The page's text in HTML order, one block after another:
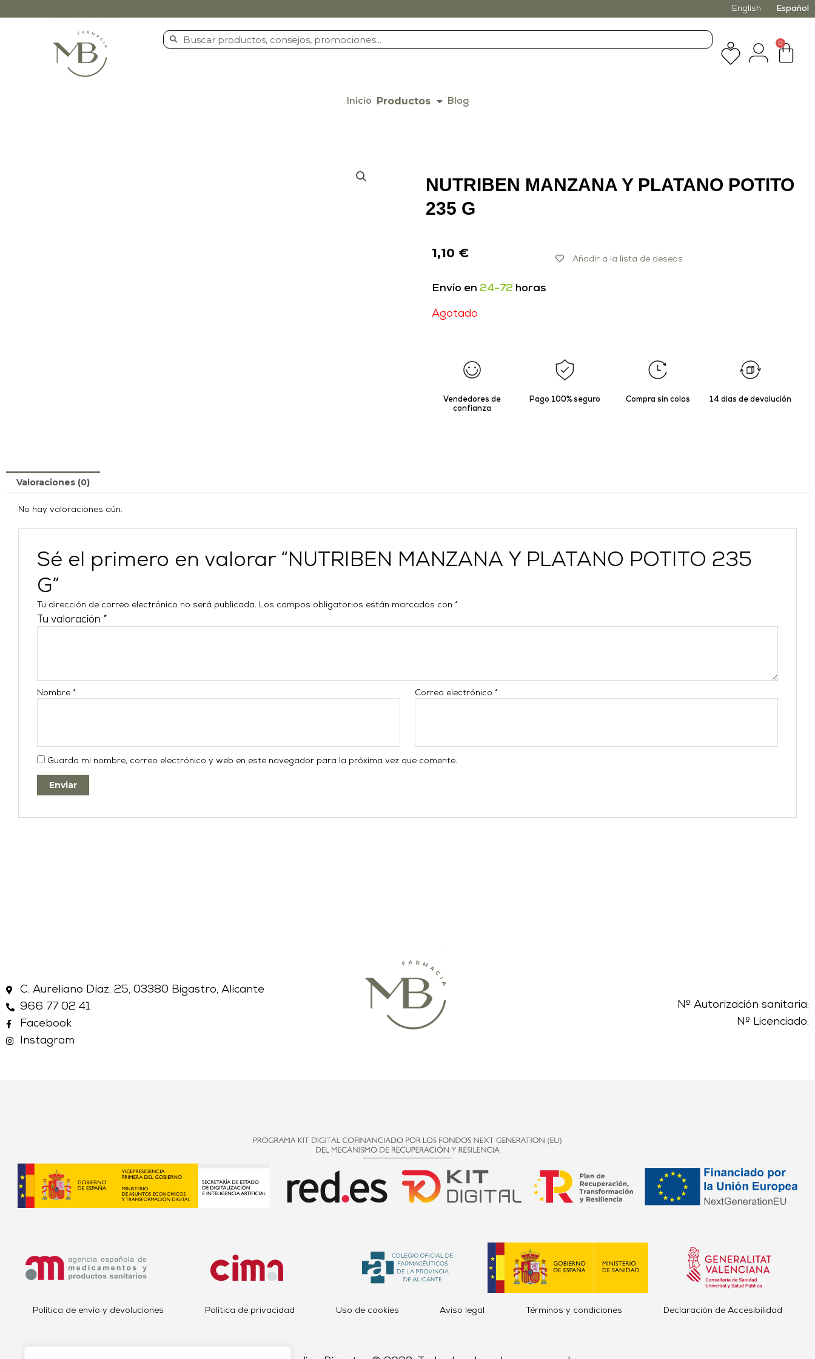
English Español
0
Inicio Productos Blog
NUTRIBEN MANZANA Y PLATANO POTITO
235 G
1,10 € Añadir a la lista de deseos
Envío en 24-72 horas
Agotado
Vendedores de
confianza
Pago 100% seguro Compra sin colas 14 días de devolución
Valoraciones (0)
No hay valoraciones aún.
Sé el primero en valorar “NUTRIBEN MANZANA Y PLATANO POTITO 235
G”
Tu dirección de correo electrónico no será publicada. Los campos obligatorios están marcados con*
Tu valoración *
Nombre* Correo electrónico*
Guarda mi nombre, correo electrónico y web en este navegador para la próxima vez que comente.
C. Aureliano Díaz, 25, 03380 Bigastro, Alicante
966 77 02 41
Facebook
Instagram
Nº Autorización sanitaria:
Nº Licenciado:
Política de envío y devoluciones Política de privacidad Uso de cookies Aviso legal Términos y condiciones Declaración de Accesibilidad